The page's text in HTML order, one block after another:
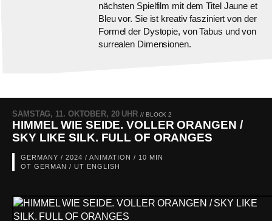
nächsten Spielfilm mit dem Titel Jaune et
Bleu vor. Sie ist kreativ fasziniert von der
Formel der Dystopie, von Tabus und von
surrealen Dimensionen.
SAMSTAG, 11. OKTOBER, 20 UHR// BLOCK 2
HIMMEL WIE SEIDE. VOLLER ORANGEN /
SKY LIKE SILK. FULL OF ORANGES
GERMANY / 2024 / ANIMATION / 10 MIN
OT GERMAN / UT ENGLISH